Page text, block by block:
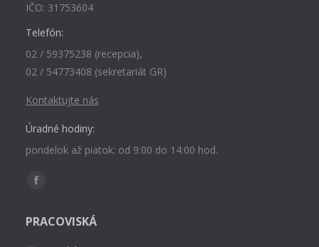
IČO: 31753604
Telefón:
02 / 59375238 (recepcia),
02 / 54773408 (sekretariát GR)
Kontaktujte nás
Úradné hodiny:
pondelok až piatok: od 9:00 do 14:00 hod.
Find us on:
Facebook
opens
PRACOVISKÁ